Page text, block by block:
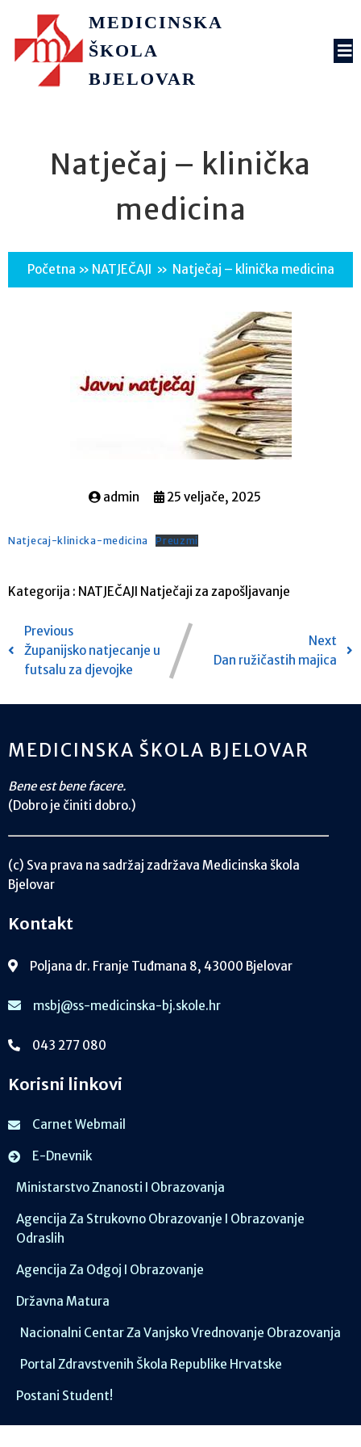
MEDICINSKA
ŠKOLA
BJELOVAR
Natječaj – klinička
medicina
Početna » NATJEČAJI » Natječaj – klinička medicina
admin 25 veljače, 2025
Natjecaj-klinicka-medicina Preuzmi
Kategorija : NATJEČAJI Natječaji za zapošljavanje
Previous
Županijsko natjecanje u
futsalu za djevojke
Next
Dan ružičastih majica
MEDICINSKA ŠKOLA BJELOVAR
Bene est bene facere.
(Dobro je činiti dobro.)
(c) Sva prava na sadržaj zadržava Medicinska škola
Bjelovar
Kontakt
Poljana dr. Franje Tuđmana 8, 43000 Bjelovar
msbj@ss-medicinska-bj.skole.hr
043 277 080
Korisni linkovi
Carnet Webmail
E-Dnevnik
Ministarstvo Znanosti I Obrazovanja
Agencija Za Strukovno Obrazovanje I Obrazovanje
Odraslih
Agencija Za Odgoj I Obrazovanje
Državna Matura
Nacionalni Centar Za Vanjsko Vrednovanje Obrazovanja
Portal Zdravstvenih Škola Republike Hrvatske
Postani Student!